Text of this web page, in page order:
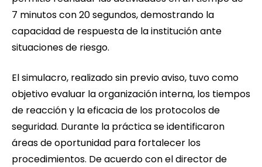
7 minutos con 20 segundos, demostrando la
capacidad de respuesta de la institución ante
situaciones de riesgo.
El simulacro, realizado sin previo aviso, tuvo como
objetivo evaluar la organización interna, los tiempos
de reacción y la eficacia de los protocolos de
seguridad. Durante la práctica se identificaron
áreas de oportunidad para fortalecer los
procedimientos. De acuerdo con el director de